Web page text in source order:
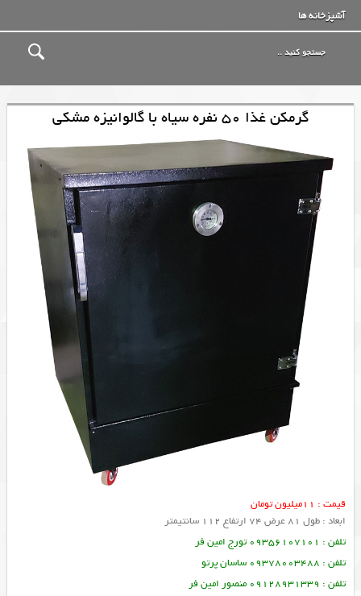
آشپزخانه ها
گرمکن غذا 50 نفره سیاه با گالوانیزه مشکی
قیمت : 11میلیون تومان
ابعاد : طول 81 عرض 74 ارتفاع 112 سانتیمتر
تلفن : 09356107101 تورج امین فر
تلفن : 09378003488 ساسان پرتو
تلفن : 09128931339 منصور امین فر